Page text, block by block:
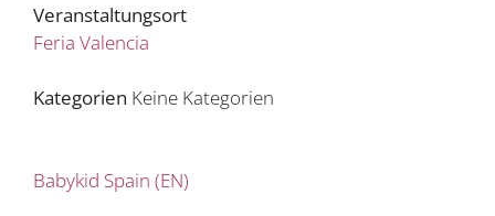
Veranstaltungsort
Feria Valencia
Kategorien Keine Kategorien
Babykid Spain (EN)